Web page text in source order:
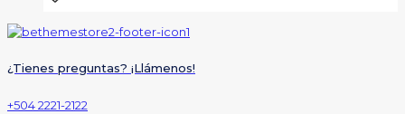
¿Tienes preguntas? ¡Llámenos!
+504 2221-2122